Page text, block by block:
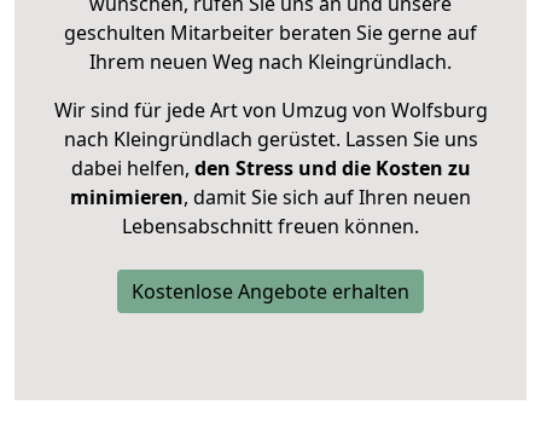
geschulten Mitarbeiter beraten Sie gerne auf
Ihrem neuen Weg nach Kleingründlach.
Wir sind für jede Art von Umzug von Wolfsburg
nach Kleingründlach gerüstet. Lassen Sie uns
dabei helfen, den Stress und die Kosten zu
minimieren, damit Sie sich auf Ihren neuen
Lebensabschnitt freuen können.
Kostenlose Angebote erhalten